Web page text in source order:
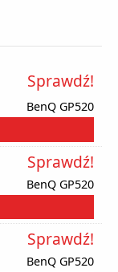
BenQ GP520
Sprawdź!
BenQ GP520
Sprawdź!
BenQ GP520
Sprawdź!